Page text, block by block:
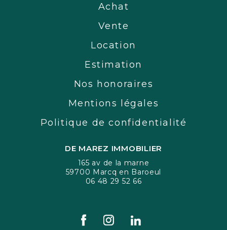
Achat
Vente
Location
Estimation
Nos honoraires
Mentions légales
Politique de confidentialité
DE MAREZ IMMOBILIER
165 av de la marne
59700 Marcq en Baroeul
06 48 29 52 66